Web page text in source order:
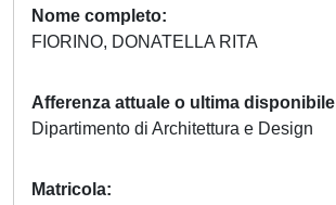
Nome completo
FIORINO, DONATELLA RITA
Afferenza attuale o ultima disponibile
Dipartimento di Architettura e Design
Matricola